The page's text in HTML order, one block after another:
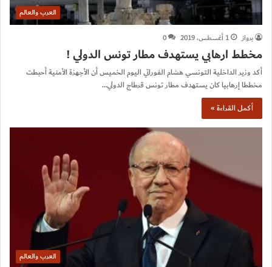
العرب والعالم
برواز
1 أغسطس، 2019 0
مخطط ارهابي يستهدف مطار تونس الدولي !
أكد وزير الداخلية التونسي هشام الفوراتي اليوم الخميس أن الأجهزة الأمنية أحبطت
مخططا إرهابيا كان يستهدف مطار تونس قرطاج الدولي…
أكمل القراءة »
العرب والعالم